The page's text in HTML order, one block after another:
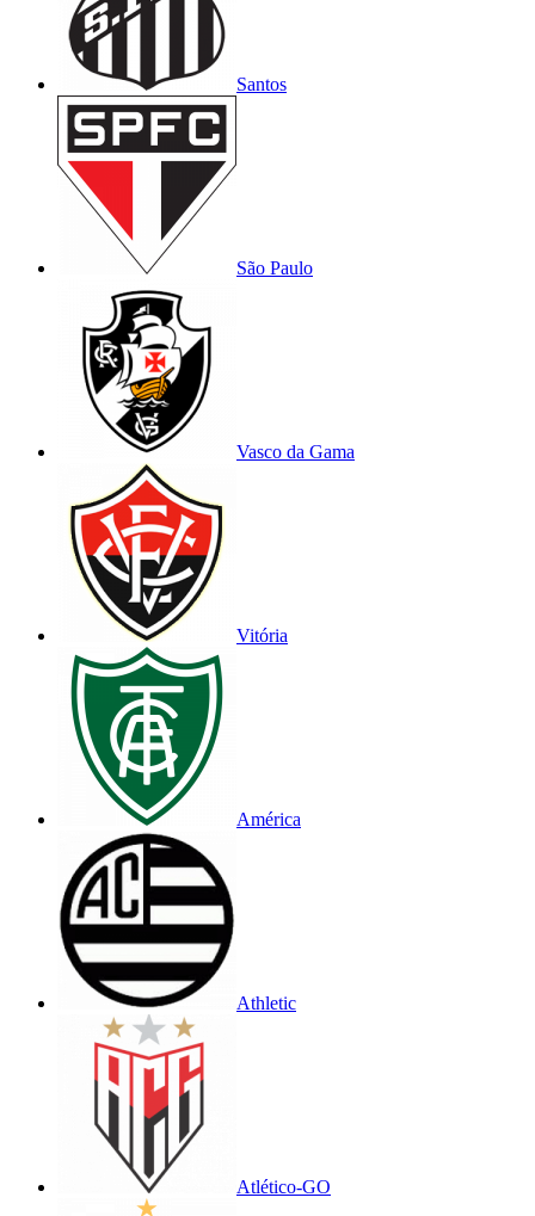
Santos
São Paulo
Vasco da Gama
Vitória
América
Athletic
Atlético-GO